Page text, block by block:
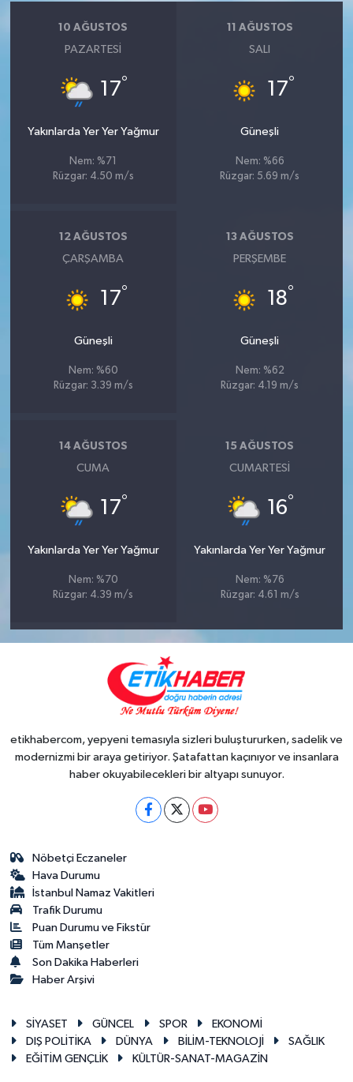
10 AĞUSTOS
PAZARTESI
17°
Yakınlarda Yer Yer Yağmur
Nem: %71
Rüzgar: 4.50 m/s
11 AĞUSTOS
SALI
17°
Güneşli
Nem: %66
Rüzgar: 5.69 m/s
12 AĞUSTOS
ÇARŞAMBA
17°
Güneşli
Nem: %60
Rüzgar: 3.39 m/s
13 AĞUSTOS
PERŞEMBE
18°
Güneşli
Nem: %62
Rüzgar: 4.19 m/s
14 AĞUSTOS
CUMA
17°
Yakınlarda Yer Yer Yağmur
Nem: %70
Rüzgar: 4.39 m/s
15 AĞUSTOS
CUMARTESI
16°
Yakınlarda Yer Yer Yağmur
Nem: %76
Rüzgar: 4.61 m/s
etikhabercom, yepyeni temasıyla sizleri buluştururken, sadelik ve
modernizmi bir araya getiriyor. Şatafattan kaçınıyor ve insanlara
haber okuyabilecekleri bir altyapı sunuyor.
Nöbetçi Eczaneler
Hava Durumu
İstanbul Namaz Vakitleri
Trafik Durumu
Puan Durumu ve Fikstür
Tüm Manşetler
Son Dakika Haberleri
Haber Arşivi
SİYASET GÜNCEL SPOR
EKONOMİ
DIŞ POLİTİKA
DÜNYA BİLİM-TEKNOLOJİ
SAĞLIK
EĞİTİM GENÇLİK
KÜLTÜR-SANAT-MAGAZİN